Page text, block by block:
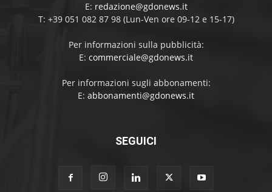
E: redazione@gdonews.it
T: +39 051 082 87 98 (Lun-Ven ore 09-12 e 15-17)
Per informazioni sulla pubblicità:
E: commerciale@gdonews.it
Per informazioni sugli abbonamenti:
E: abbonamenti@gdonews.it
SEGUICI